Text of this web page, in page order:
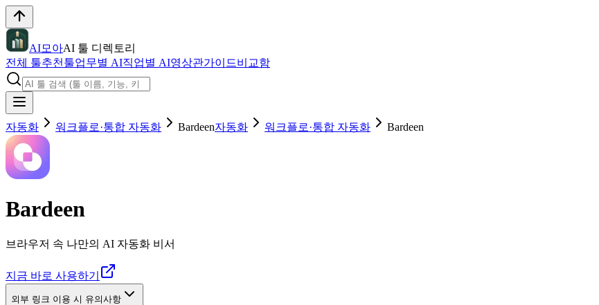
AI모아AI 툴 디렉토리
전체 툴추천툴업무별 AI직업별 AI영상관가이드비교함
자동화 워크플로·통합 자동화 Bardeen자동화 워크플로·통합 자동화 Bardeen
Bardeen
브라우저 속 나만의 AI 자동화 비서
지금 바로 사용하기
외부 링크 이용 시 유의사항